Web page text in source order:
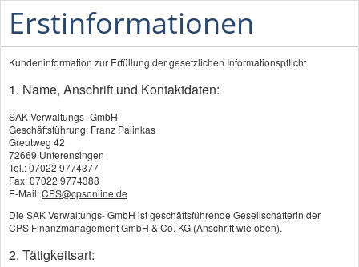
Wir sind gerne für Sie da!
07022 9774377
Termine nach Vereinbarung
So erreichen Sie uns
Erstinformationen
Kundeninformation zur Erfüllung der gesetzlichen Informationspflicht
1. Name, Anschrift und Kontaktdaten:
SAK Verwaltungs- GmbH
Geschäftsführung: Franz Palinkas
Greutweg 42
72669 Unterensingen
Tel.: 07022 9774377
Fax: 07022 9774388
E-Mail:CPS@cpsonline.de
Die SAK Verwaltungs- GmbH ist geschäftsführende Gesellschafterin der
CPS Finanzmanagement GmbH & Co. KG (Anschrift wie oben).
2. Tätigkeitsart: